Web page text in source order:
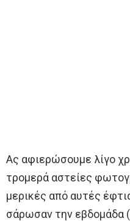
Ας αφιερώσουμε λίγο
τρομερά αστείες
μερικές από αυτές
σάρωσαν την εβδομάδα